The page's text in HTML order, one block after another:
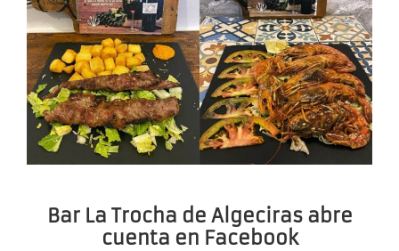
Bar La Trocha de Algeciras abre
cuenta en Facebook